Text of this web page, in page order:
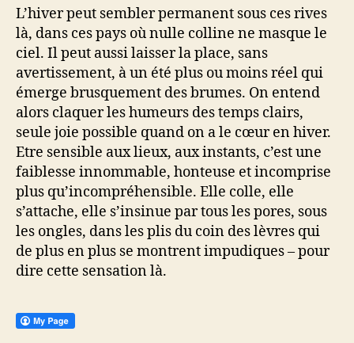
L’hiver peut sembler permanent sous ces rives
là, dans ces pays où nulle colline ne masque le
ciel. Il peut aussi laisser la place, sans
avertissement, à un été plus ou moins réel qui
émerge brusquement des brumes. On entend
alors claquer les humeurs des temps clairs,
seule joie possible quand on a le cœur en hiver.
Etre sensible aux lieux, aux instants, c’est une
faiblesse innommable, honteuse et incomprise
plus qu’incompréhensible. Elle colle, elle
s’attache, elle s’insinue par tous les pores, sous
les ongles, dans les plis du coin des lèvres qui
de plus en plus se montrent impudiques – pour
dire cette sensation là.